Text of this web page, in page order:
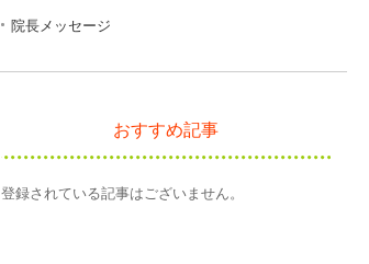
院長メッセージ
おすすめ記事
登録されている記事はございません。